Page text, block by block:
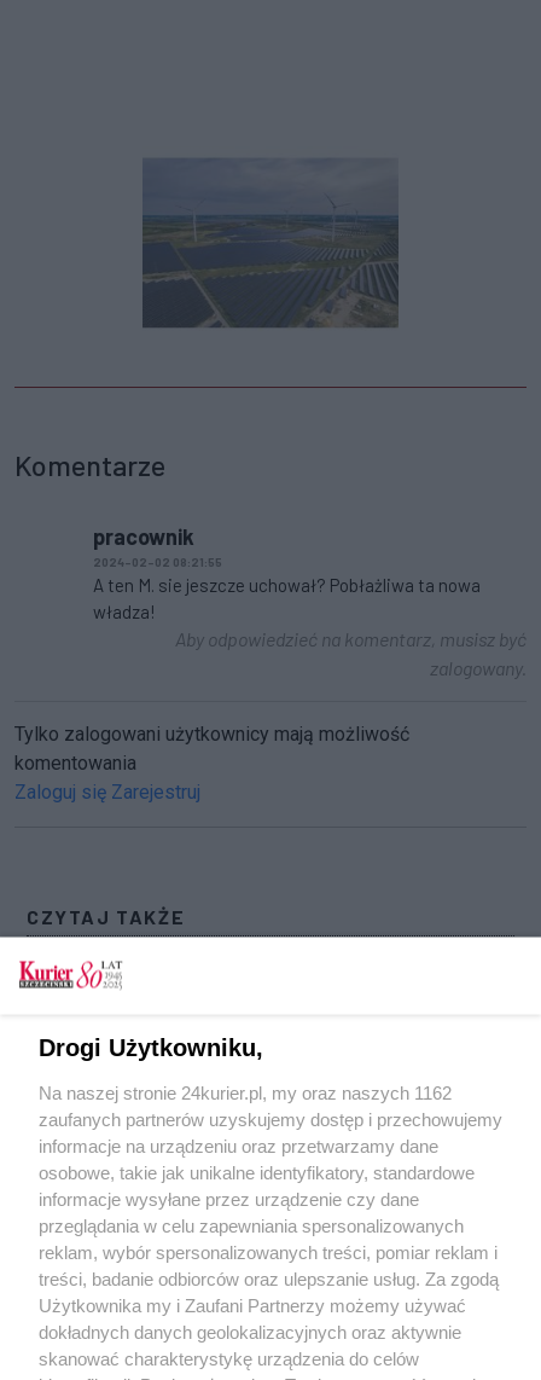
Komentarze
pracownik
2024-02-02 08:21:55
A ten M. sie jeszcze uchował? Pobłażliwa ta nowa
władza!
Aby odpowiedzieć na komentarz, musisz być
zalogowany.
Tylko zalogowani użytkownicy mają możliwość
komentowania
Zaloguj się Zarejestruj
CZYTAJ TAKŻE
Rachunki za prąd pomniejszone o 125 złotych.
Niby z automatu, ale warunków jest sporo
W trosce o Polaków Grupa Enea dba
o bezpieczeństwo energetyczne kraju
Enea Stadion – nowa nazwa stadionu
miejskiego w Poznaniu [GALERIA]
POGODA
28℃
Zobacz prognozę na 3 dni
Drogi Użytkowniku,
Na naszej stronie 24kurier.pl, my oraz naszych 1162
zaufanych partnerów uzyskujemy dostęp i przechowujemy
informacje na urządzeniu oraz przetwarzamy dane
osobowe, takie jak unikalne identyfikatory, standardowe
informacje wysyłane przez urządzenie czy dane
przeglądania w celu zapewniania spersonalizowanych
reklam, wybór spersonalizowanych treści, pomiar reklam i
treści, badanie odbiorców oraz ulepszanie usług. Za zgodą
Użytkownika my i Zaufani Partnerzy możemy używać
dokładnych danych geolokalizacyjnych oraz aktywnie
skanować charakterystykę urządzenia do celów